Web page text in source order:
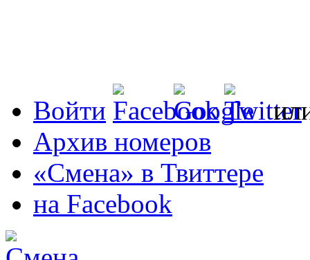
Войти
Архив номеров
«Смена» в Твиттере
на Facebook